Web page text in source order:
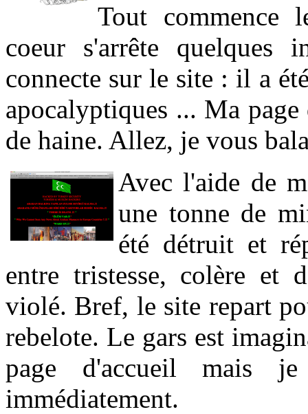
Tout commence
coeur s'arrête quelques
connecte sur le site : il a
apocalyptiques ... Ma
de haine. Allez, je vous
Avec l'aide de
une tonne de
été détruit et
entre tristesse, colère et
violé. Bref, le site repart
rebelote. Le gars est
page d'accueil mais
immédiatement.